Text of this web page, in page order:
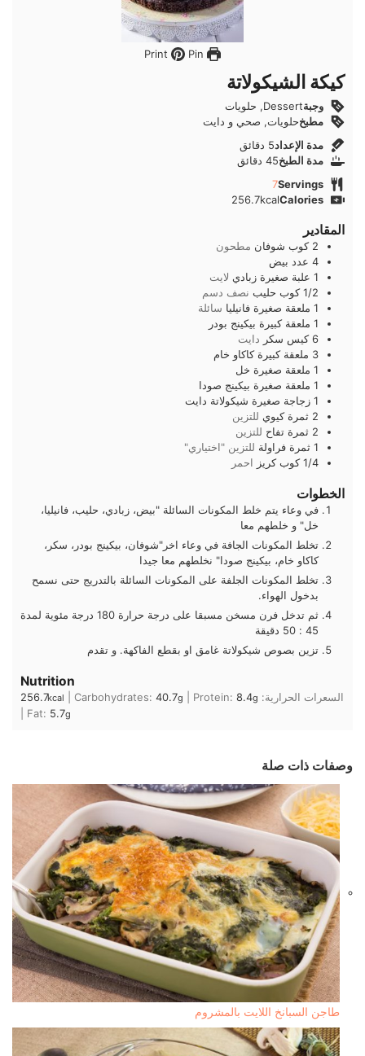
Pin
كيكة الشيكولاتة
وجبةDessert, حلويات
مطبخحلويات, صحي و دايت
مدة الإعداد5 دقائق
دقائق
مدة الطبخ45دقائق
دقائق
Servings
7
Calories
256.7kcal
المقادير
2 كوب شوفان مطحون
4 عدد بيض
1 علبة صغيرة زبادي لايت
1/2 كوب حليب نصف دسم
1 ملعقة صغيرة فانيليا سائلة
1 ملعقة كبيرة بيكينج بودر
6 كيس سكر دايت
3 ملعقة كبيرةكاكاو خام
1 ملعقة صغيرة خل
1 ملعقة صغيرة بيكينج صودا
1 زجاجة صغيرة شيكولاتة دايت
2 ثمرةكيوي للتزين
2 ثمرة تفاح للتزين
1 ثمرة فراولة للتزين "اختياري"
1/4 كوب كريز احمر
الخطوات
في وعاء يتم خلط المكونات السائلة "بيض، زبادي، حليب، فانيليا،
خل" و خلطهم معا
تخلط المكونات الجافة في وعاء اخر"شوفان، بيكينج بودر، سكر،
كاكاو خام، بيكينج صودا" نخلطهم معا جيدا
تخلط المكونات الجلفة على المكونات السائلة بالتدريج حتى نسمح
بدخول الهواء.
ثم تدخل فرن مسخن مسبقا على درجة حرارة 180 درجة مئوية لمدة
45 : 50 دقيقة
تزين بصوص شيكولاتة غامق او بقطع الفاكهة. و تقدم
Nutrition
السعرات الحرارية: 256.7kcal Carbohydrates: 40.7g Protein: 8.4g
Fat: 5.7g
وصفات ذات صلة
طاجن السبانخ اللايت بالمشروم